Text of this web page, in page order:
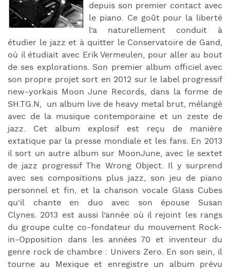
depuis son premier contact avec
le piano. Ce goût pour la liberté
l’a naturellement conduit à
étudier le jazz et à quitter le Conservatoire de Gand,
où il étudiait avec Erik Vermeulen, pour aller au bout
de ses explorations. Son premier album officiel avec
son propre projet sort en 2012 sur le label progressif
new-yorkais Moon June Records, dans la forme de
SH.TG.N, un album live de heavy metal brut, mélangé
avec de la musique contemporaine et un zeste de
jazz. Cet album explosif est reçu de manière
extatique par la presse mondiale et les fans. En 2013
il sort un autre album sur MoonJune, avec le sextet
de jazz progressif The Wrong Object. Il y surprend
avec ses compositions plus jazz, son jeu de piano
personnel et fin, et la chanson vocale Glass Cubes
qu’il chante en duo avec son épouse Susan
Clynes. 2013 est aussi l’année où il rejoint les rangs
du groupe culte co-fondateur du mouvement Rock-
in-Opposition dans les années 70 et inventeur du
genre rock de chambre : Univers Zero. En son sein, il
tourne au Mexique et enregistre un album prévu